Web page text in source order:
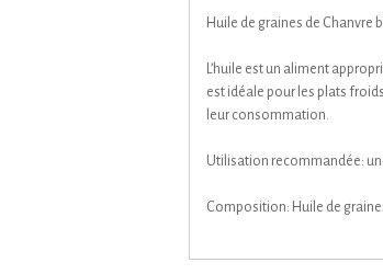
Huile de graines de Chanvre
L’huile est un aliment
est idéale pour les plats
leur consommation.
Utilisation recommandée:
Composition: Huile de